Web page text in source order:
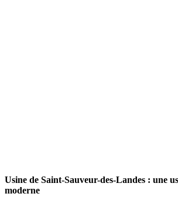
Usine de Saint-Sauveur-des-Landes : une
moderne